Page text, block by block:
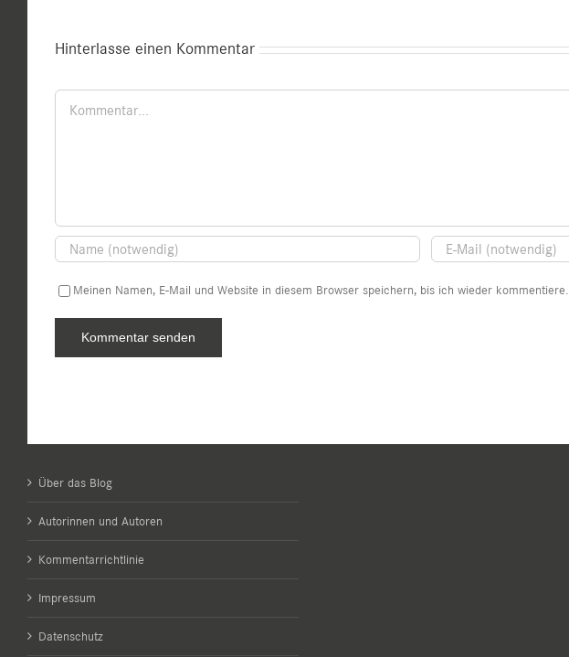
Hinterlasse einen Kommentar
Kommentar
Meinen Namen, E-Mail und Website in diesem Browser speichern, bis ich wieder kommentiere.
Über das Blog
Autorinnen und Autoren
Kommentarrichtlinie
Impressum
Datenschutz